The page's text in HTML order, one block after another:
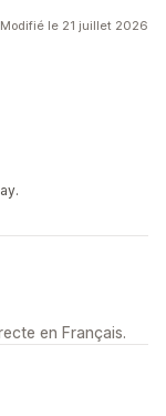
Modifié le 21 juillet 2026
en Français.